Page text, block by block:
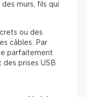
murs, fils qui
ou des
câbles. Par
parfaitement
prises USB